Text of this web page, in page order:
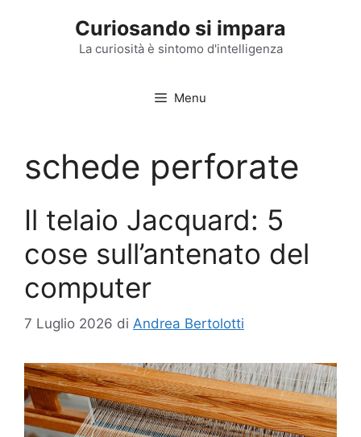
Curiosando si impara
La curiosità è sintomo d'intelligenza
Menu
schede perforate
Il telaio Jacquard: 5
cose sull’antenato del
computer
7 Luglio 2026 di Andrea Bertolotti